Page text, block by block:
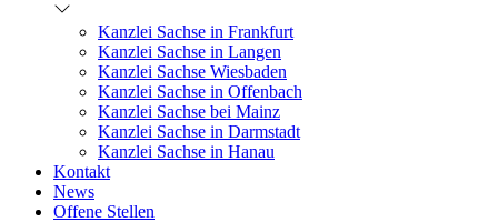
Kanzlei Sachse in Frankfurt
Kanzlei Sachse in Langen
Kanzlei Sachse Wiesbaden
Kanzlei Sachse in Offenbach
Kanzlei Sachse bei Mainz
Kanzlei Sachse in Darmstadt
Kanzlei Sachse in Hanau
Kontakt
News
Offene Stellen